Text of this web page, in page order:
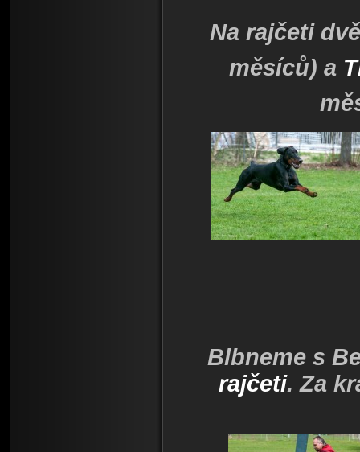
Na rajčeti
měsíců) a
Blbneme s
rajčeti. Za